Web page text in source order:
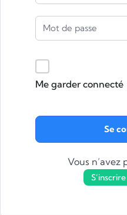
Me garder connecté
Se
Vous n’avez